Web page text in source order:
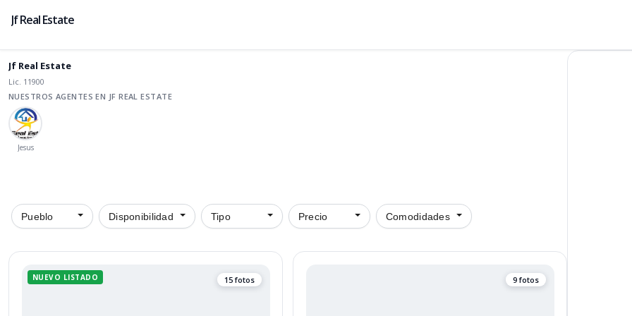
Jf Real Estate
Jf Real Estate
Lic. 11900
NUESTROS AGENTES EN JF REAL ESTATE
Jesus
Pueblo Disponibilidad Tipo Precio Comodidades
NUEVO LISTADO 15 fotos 9 fotos